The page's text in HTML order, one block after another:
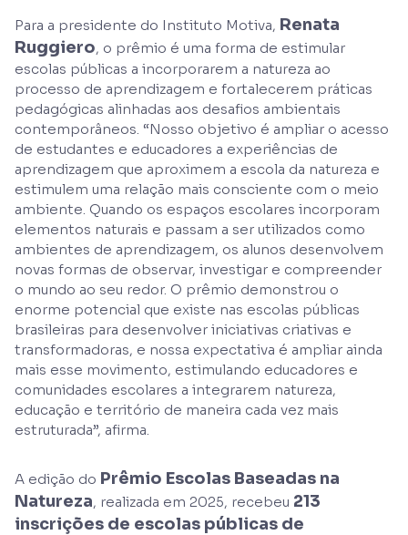
Para a presidente do Instituto Motiva, Renata
Ruggiero, o prêmio é uma forma de estimular
escolas públicas a incorporarem a natureza ao
processo de aprendizagem e fortalecerem práticas
pedagógicas alinhadas aos desafios ambientais
contemporâneos. “Nosso objetivo é ampliar o acesso
de estudantes e educadores a experiências de
aprendizagem que aproximem a escola da natureza e
estimulem uma relação mais consciente com o meio
ambiente. Quando os espaços escolares incorporam
elementos naturais e passam a ser utilizados como
ambientes de aprendizagem, os alunos desenvolvem
novas formas de observar, investigar e compreender
o mundo ao seu redor. O prêmio demonstrou o
enorme potencial que existe nas escolas públicas
brasileiras para desenvolver iniciativas criativas e
transformadoras, e nossa expectativa é ampliar ainda
mais esse movimento, estimulando educadores e
comunidades escolares a integrarem natureza,
educação e território de maneira cada vez mais
estruturada”, afirma.
A edição do Prêmio Escolas Baseadas na
Natureza, realizada em 2025, recebeu 213
inscrições de escolas públicas de